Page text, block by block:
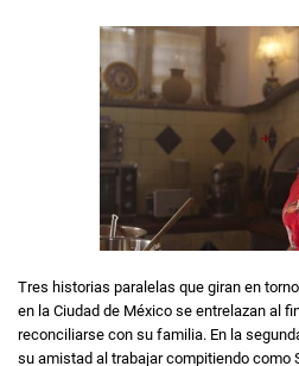
Tres historias paralelas que giran en
en la Ciudad de México se entrelazan al
reconciliarse con su familia. En la
su amistad al trabajar compitiendo como